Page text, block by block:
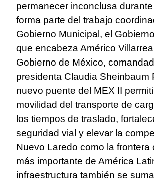
permanecer inconclusa
forma parte del trabajo
Gobierno Municipal, el
que encabeza Américo
Gobierno de México,
presidenta Claudia Sheinbaum
nuevo puente del MEX II
movilidad del transporte de
los tiempos de traslado,
seguridad vial y elevar la
Nuevo Laredo como la frontera
más importante de América
infraestructura también se